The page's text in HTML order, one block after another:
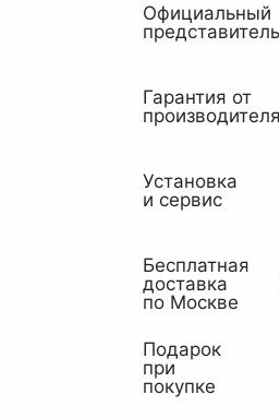
Официальный
представитель
Гарантия от
производителя
Установка
и сервис
Бесплатная
доставка
по Москве
Подарок
при
покупке